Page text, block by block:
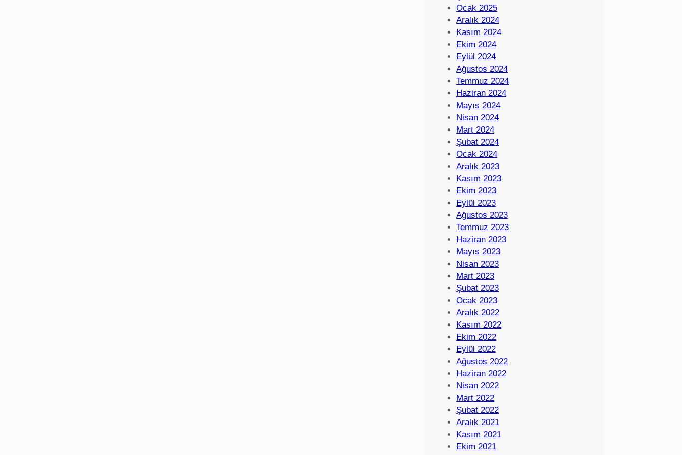
Ocak 2025
Aralık 2024
Kasım 2024
Ekim 2024
Eylül 2024
Ağustos 2024
Temmuz 2024
Haziran 2024
Mayıs 2024
Nisan 2024
Mart 2024
Şubat 2024
Ocak 2024
Aralık 2023
Kasım 2023
Ekim 2023
Eylül 2023
Ağustos 2023
Temmuz 2023
Haziran 2023
Mayıs 2023
Nisan 2023
Mart 2023
Şubat 2023
Ocak 2023
Aralık 2022
Kasım 2022
Ekim 2022
Eylül 2022
Ağustos 2022
Haziran 2022
Nisan 2022
Mart 2022
Şubat 2022
Aralık 2021
Kasım 2021
Ekim 2021